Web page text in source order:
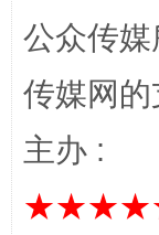
网上
公众传
传媒网
主办 :